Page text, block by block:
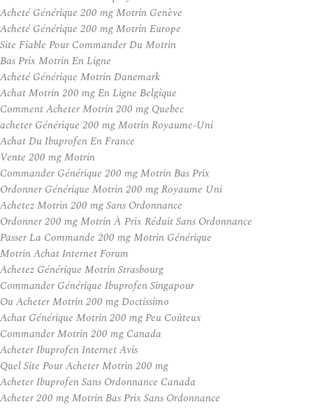
Acheté Générique 200 mg Motrin Genève
Acheté Générique 200 mg Motrin Europe
Site Fiable Pour Commander Du Motrin
Bas Prix Motrin En Ligne
Acheté Générique Motrin Danemark
Achat Motrin 200 mg En Ligne Belgique
Comment Acheter Motrin 200 mg Quebec
acheter Générique 200 mg Motrin Royaume-Uni
Achat Du Ibuprofen En France
Vente 200 mg Motrin
Commander Générique 200 mg Motrin Bas Prix
Ordonner Générique Motrin 200 mg Royaume Uni
Achetez Motrin 200 mg Sans Ordonnance
Ordonner 200 mg Motrin À Prix Réduit Sans Ordonnance
Passer La Commande 200 mg Motrin Générique
Motrin Achat Internet Forum
Achetez Générique Motrin Strasbourg
Commander Générique Ibuprofen Singapour
Ou Acheter Motrin 200 mg Doctissimo
Achat Générique Motrin 200 mg Peu Coûteux
Commander Motrin 200 mg Canada
Acheter Ibuprofen Internet Avis
Quel Site Pour Acheter Motrin 200 mg
Acheter Ibuprofen Sans Ordonnance Canada
Acheter 200 mg Motrin Bas Prix Sans Ordonnance